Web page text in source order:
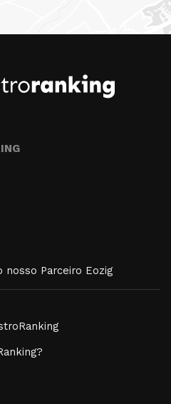
nosso Parceiro Eozig